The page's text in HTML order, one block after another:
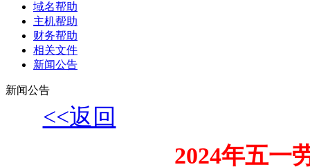
域名帮助
主机帮助
财务帮助
相关文件
新闻公告
新闻公告
<<返回
2024年五一